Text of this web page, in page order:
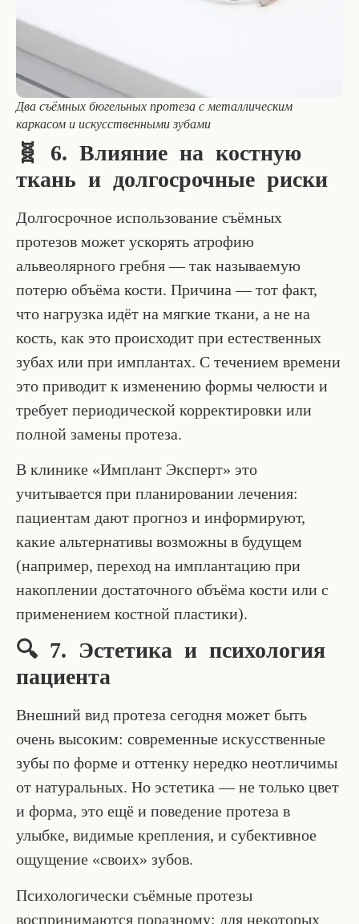
Два съёмных бюгельных протеза с металлическим
каркасом и искусственными зубами
🧬 6. Влияние на костную
ткань и долгосрочные риски
Долгосрочное использование съёмных
протезов может ускорять атрофию
альвеолярного гребня — так называемую
потерю объёма кости. Причина — тот факт,
что нагрузка идёт на мягкие ткани, а не на
кость, как это происходит при естественных
зубах или при имплантах. С течением времени
это приводит к изменению формы челюсти и
требует периодической корректировки или
полной замены протеза.
В клинике «Имплант Эксперт» это
учитывается при планировании лечения:
пациентам дают прогноз и информируют,
какие альтернативы возможны в будущем
(например, переход на имплантацию при
накоплении достаточного объёма кости или с
применением костной пластики).
🔍 7. Эстетика и психология
пациента
Внешний вид протеза сегодня может быть
очень высоким: современные искусственные
зубы по форме и оттенку нередко неотличимы
от натуральных. Но эстетика — не только цвет
и форма, это ещё и поведение протеза в
улыбке, видимые крепления, и субективное
ощущение «своих» зубов.
Психологически съёмные протезы
воспринимаются поразному: для некоторых